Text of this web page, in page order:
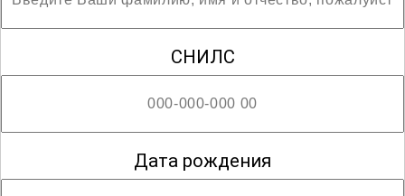
СНИЛС
Дата рождения